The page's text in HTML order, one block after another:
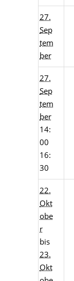
27.
Sep
tem
ber
27.
Sep
tem
ber
14:
00
16:
30
22.
Okt
obe
r
bis
23.
Okt